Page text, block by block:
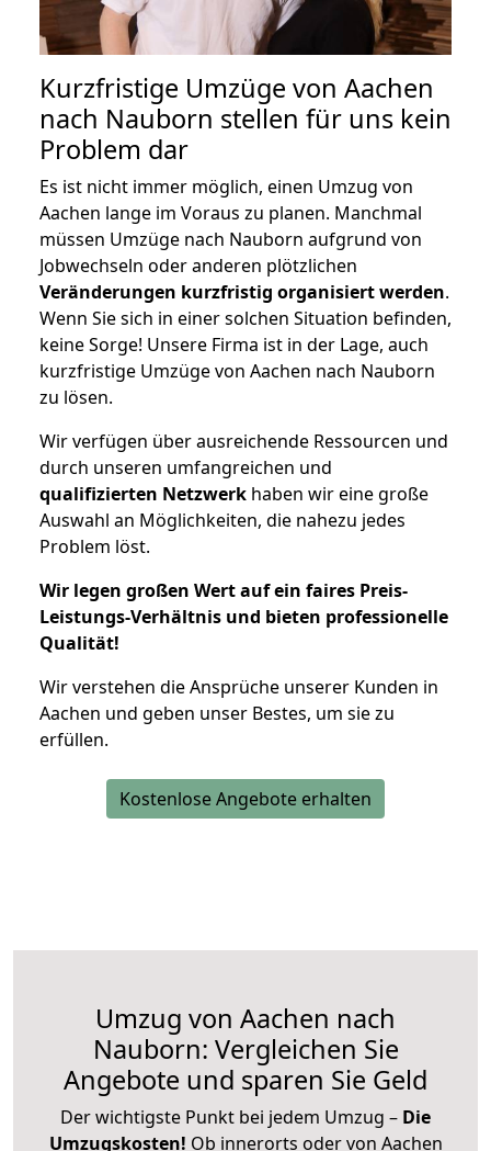
Kurzfristige Umzüge von Aachen
nach Nauborn stellen für uns kein
Problem dar
Es ist nicht immer möglich, einen Umzug von
Aachen lange im Voraus zu planen. Manchmal
müssen Umzüge nach Nauborn aufgrund von
Jobwechseln oder anderen plötzlichen
Veränderungen kurzfristig organisiert werden.
Wenn Sie sich in einer solchen Situation befinden,
keine Sorge! Unsere Firma ist in der Lage, auch
kurzfristige Umzüge von Aachen nach Nauborn
zu lösen.
Wir verfügen über ausreichende Ressourcen und
durch unseren umfangreichen und
qualifizierten Netzwerk haben wir eine große
Auswahl an Möglichkeiten, die nahezu jedes
Problem löst.
Wir legen großen Wert auf ein faires Preis-
Leistungs-Verhältnis und bieten professionelle
Qualität!
Wir verstehen die Ansprüche unserer Kunden in
Aachen und geben unser Bestes, um sie zu
erfüllen.
Kostenlose Angebote erhalten
Umzug von Aachen nach
Nauborn: Vergleichen Sie
Angebote und sparen Sie Geld
Der wichtigste Punkt bei jedem Umzug – Die
Umzugskosten! Ob innerorts oder von Aachen